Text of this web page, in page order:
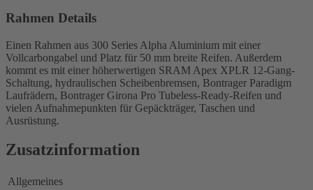
Rahmen Details
Einen Rahmen aus 300 Series Alpha Aluminium mit einer
Vollcarbongabel und Platz für 50 mm breite Reifen. Außerdem
kommt es mit einer höherwertigen SRAM Apex XPLR 12-Gang-
Schaltung, hydraulischen Scheibenbremsen, Bontrager Paradigm
Laufrädern, Bontrager Girona Pro Tubeless-Ready-Reifen und
vielen Aufnahmepunkten für Gepäckträger, Taschen und
Ausrüstung.
Zusatzinformation
Allgemeines